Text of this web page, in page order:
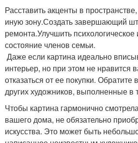
Расставить акценты в
иную зону.Создать завершающий
ремонта.Улучшить
состояние членов семьи.
Даже если картина идеально
интерьер, но при этом не нравится
отказаться от ее покупки.
других художников, выполненные в
Чтобы картина гармонично
вашего дома, не обязательно
искусства. Это может быть